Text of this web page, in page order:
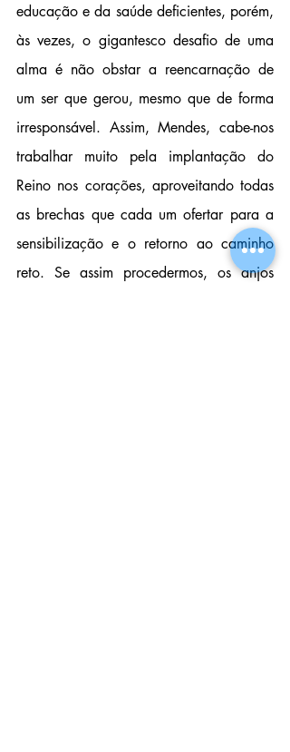
educação e da saúde deficientes, porém,
às vezes, o gigantesco desafio de uma
alma é não obstar a reencarnação de
um ser que gerou, mesmo que de forma
irresponsável. Assim, Mendes, cabe-nos
trabalhar muito pela implantação do
Reino nos corações, aproveitando todas
as brechas que cada um ofertar para a
sensibilização e o retorno ao caminho
reto. Se assim procedermos, os anjos